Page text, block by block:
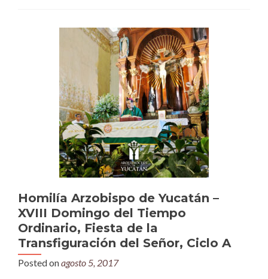
Homilía Arzobispo de Yucatán –
XVIII Domingo del Tiempo
Ordinario, Fiesta de la
Transfiguración del Señor, Ciclo A
Posted onagosto 5, 2017